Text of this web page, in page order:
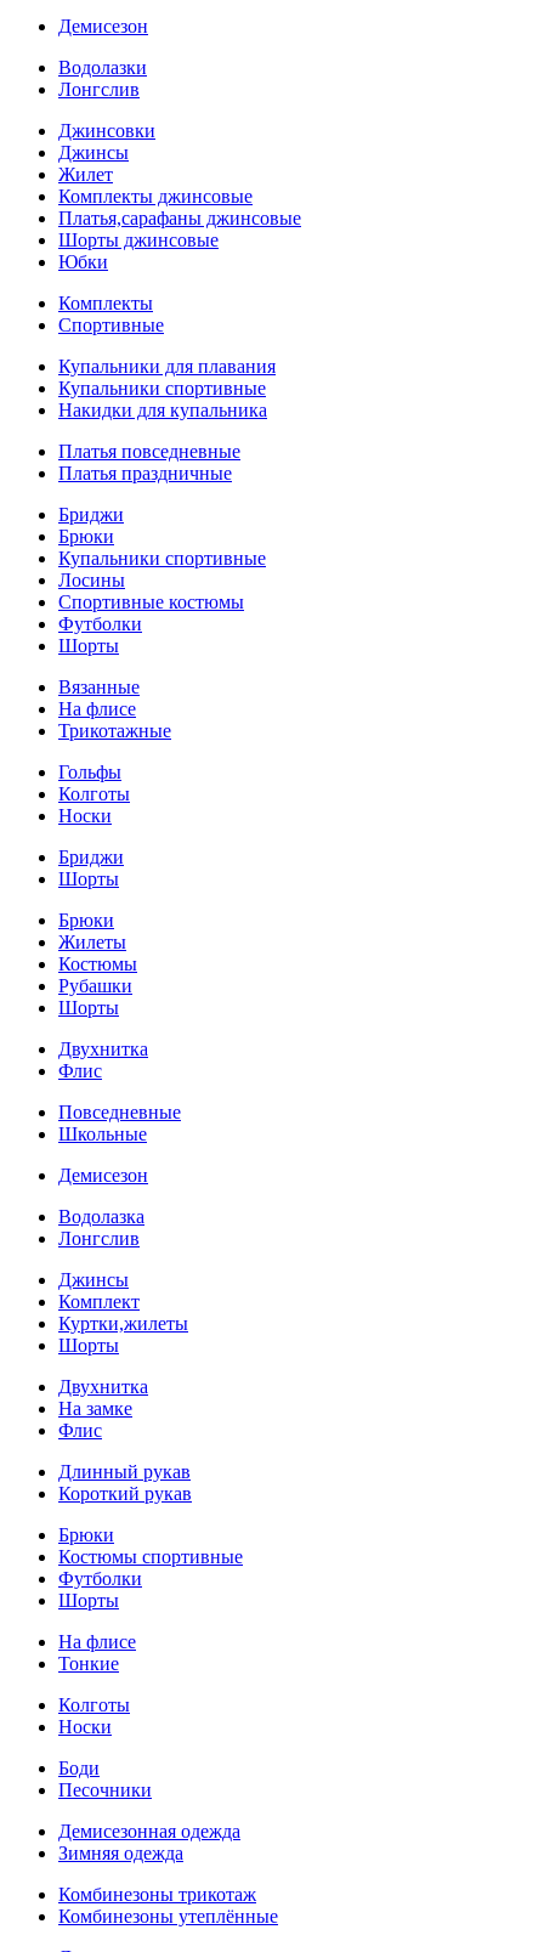
Демисезон
Водолазки
Лонгслив
Джинсовки
Джинсы
Жилет
Комплекты джинсовые
Платья,сарафаны джинсовые
Шорты джинсовые
Юбки
Комплекты
Спортивные
Купальники для плавания
Купальники спортивные
Накидки для купальника
Платья повседневные
Платья праздничные
Бриджи
Брюки
Купальники спортивные
Лосины
Спортивные костюмы
Футболки
Шорты
Вязанные
На флисе
Трикотажные
Гольфы
Колготы
Носки
Бриджи
Шорты
Брюки
Жилеты
Костюмы
Рубашки
Шорты
Двухнитка
Флис
Повседневные
Школьные
Демисезон
Водолазка
Лонгслив
Джинсы
Комплект
Куртки,жилеты
Шорты
Двухнитка
На замке
Флис
Длинный рукав
Короткий рукав
Брюки
Костюмы спортивные
Футболки
Шорты
На флисе
Тонкие
Колготы
Носки
Боди
Песочники
Демисезонная одежда
Зимняя одежда
Комбинезоны трикотаж
Комбинезоны утеплённые